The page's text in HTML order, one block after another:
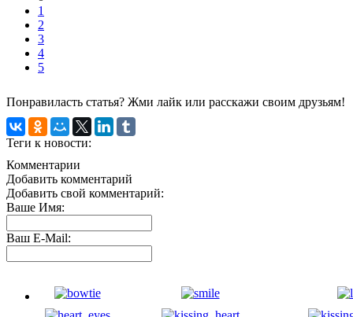
1
2
3
4
5
Понравиласть статья? Жми лайк или расскажи своим друзьям!
Теги к новости:
Комментарии
Добавить комментарий
Добавить свой комментарий:
Ваше Имя:
Ваш E-Mail: